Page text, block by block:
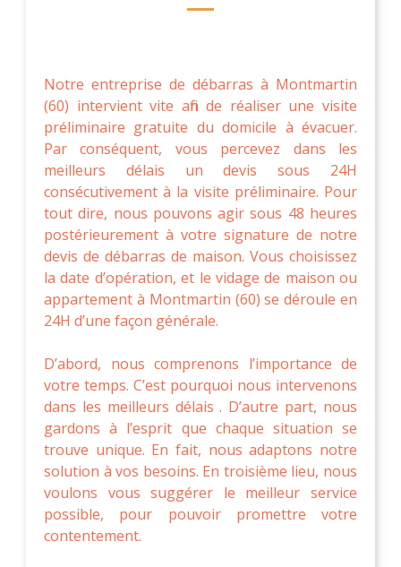
Notre entreprise de débarras à Montmartin
(60) intervient vite afin de réaliser une visite
préliminaire gratuite du domicile à évacuer.
Par conséquent, vous percevez dans les
meilleurs délais un devis sous 24H
consécutivement à la visite préliminaire. Pour
tout dire, nous pouvons agir sous 48 heures
postérieurement à votre signature de notre
devis de débarras de maison. Vous choisissez
la date d’opération, et le vidage de maison ou
appartement à Montmartin (60) se déroule en
24H d’une façon générale.
D’abord, nous comprenons l’importance de
votre temps. C’est pourquoi nous intervenons
dans les meilleurs délais . D’autre part, nous
gardons à l’esprit que chaque situation se
trouve unique. En fait, nous adaptons notre
solution à vos besoins. En troisième lieu, nous
voulons vous suggérer le meilleur service
possible, pour pouvoir promettre votre
contentement.